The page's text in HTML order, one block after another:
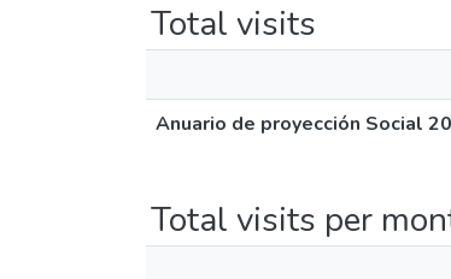
Total visits
Anuario de proyección Social
Total visits per